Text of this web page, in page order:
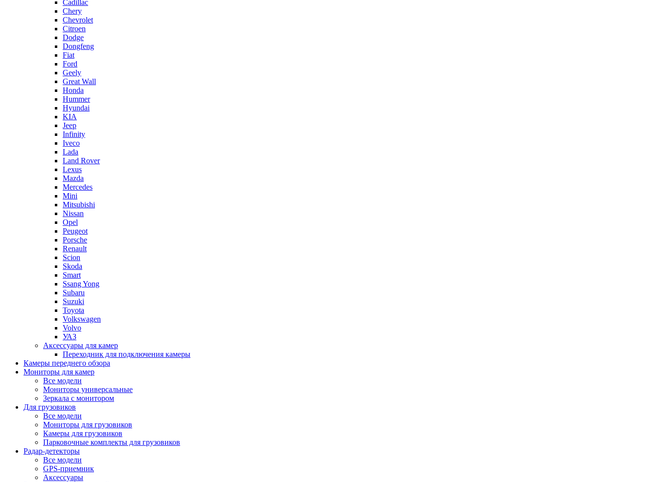
Cadillac
Chery
Chevrolet
Citroen
Dodge
Dongfeng
Fiat
Ford
Geely
Great Wall
Honda
Hummer
Hyundai
KIA
Jeep
Infinity
Iveco
Lada
Land Rover
Lexus
Mazda
Mercedes
Mini
Mitsubishi
Nissan
Opel
Peugeot
Porsche
Renault
Scion
Skoda
Smart
Ssang Yong
Subaru
Suzuki
Toyota
Volkswagen
Volvo
УАЗ
Аксессуары для камер
Переходник для подключения камеры
Камеры переднего обзора
Мониторы для камер
Все модели
Мониторы универсальные
Зеркала с монитором
Для грузовиков
Все модели
Мониторы для грузовиков
Камеры для грузовиков
Парковочные комплекты для грузовиков
Радар-детекторы
Все модели
GPS-приемник
Аксессуары